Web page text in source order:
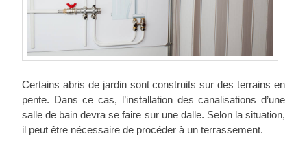
Certains abris de jardin sont construits sur des terrains en
pente. Dans ce cas, l’installation des canalisations d’une
salle de bain devra se faire sur une dalle. Selon la situation,
il peut être nécessaire de procéder à un terrassement.